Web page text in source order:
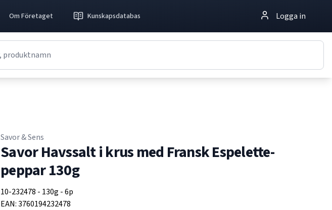
Om Företaget Kunskapsdatabas Logga in
Savor & Sens
Savor Havssalt i krus med Fransk Espelette-
peppar 130g
10-232478 - 130g -6p
EAN:3760194232478